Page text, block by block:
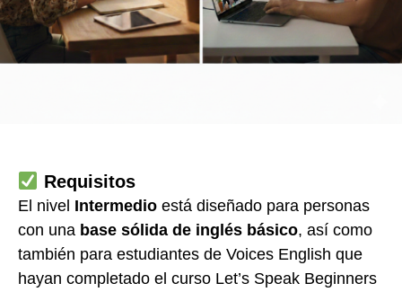
Requisitos
El nivel Intermedio está diseñado para personas
con una base sólida de inglés básico, así como
también para estudiantes de Voices English que
hayan completado el curso Let’s Speak Beginners